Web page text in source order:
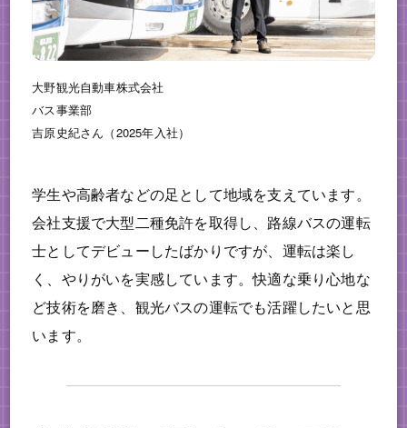
大野観光自動車株式会社
バス事業部
吉原史紀さん（2025年入社）
学生や高齢者などの足として地域を支えています。
会社支援で大型二種免許を取得し、路線バスの運転
士としてデビューしたばかりですが、運転は楽し
く、やりがいを実感しています。快適な乗り心地な
ど技術を磨き、観光バスの運転でも活躍したいと思
います。